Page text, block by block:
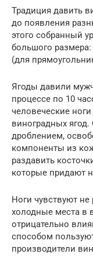
Традиция давить
до появления
этого собранный
большого
(для
Ягоды давили
процессе по 10
человеческие
виноградных
дроблением,
компоненты из
раздавить
которые придают
Ноги чувствуют
холодные места в
отрицательно
способом
производители